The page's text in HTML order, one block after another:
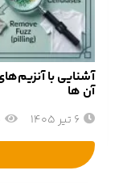
آشنایی با
آن ها
6 تیر 1405